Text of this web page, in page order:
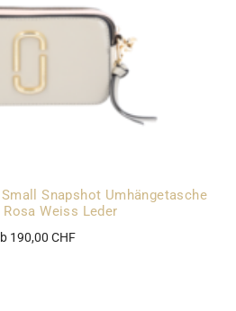
Snapshot Umhängetasche
Rosa Weiss Leder
190,00 CHF